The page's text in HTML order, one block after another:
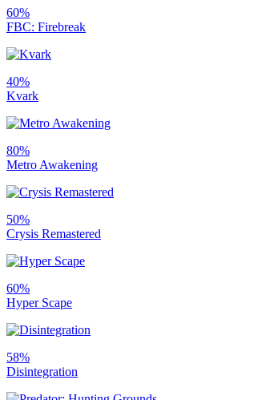
60%
FBC: Firebreak
40%
Kvark
80%
Metro Awakening
50%
Crysis Remastered
60%
Hyper Scape
58%
Disintegration